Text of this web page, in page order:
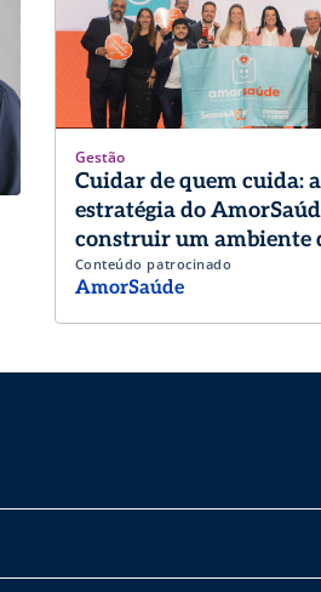
Gestão
Cuidar de quem cuida: a
estratégia do
construir um ambiente
trabalho de excelência
Conteúdo patrocinado
AmorSaúde